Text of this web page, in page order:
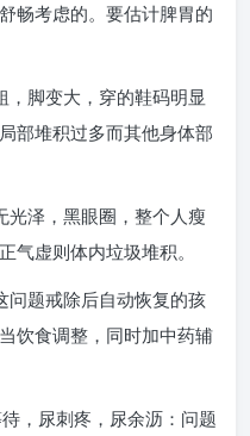
畅考虑的。要估计脾胃的
脚变大，穿的鞋码明显
部堆积过多而其他身体部
光泽，黑眼圈，整个人瘦
气虚则体内垃圾堆积。
问题戒除后自动恢复的孩
饮食调整，同时加中药辅
，尿刺疼，尿余沥：问题